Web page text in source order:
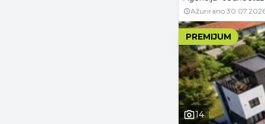
Ažurirano
PREMIJUM
14